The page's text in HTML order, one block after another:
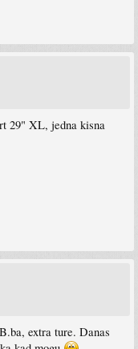
29" XL, jedna kisna
extra ture. Danas